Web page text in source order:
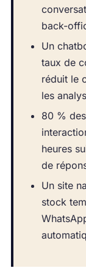
back-
Un
taux de
réduit le
les
80 %
heures
de
Un site
stock